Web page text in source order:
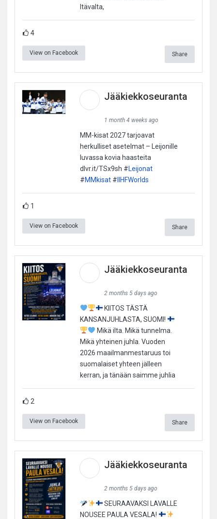
Itävalta,
4
View on Facebook Share
Jääkiekkoseuranta
1 month 4 weeks ago
MM-kisat 2027 tarjoavat
herkulliset asetelmat – Leijonille
luvassa kovia haasteita
dlvr.it/TSx9sh #Leijonat
#MMkisat#IIHFWorlds
1
View on Facebook Share
Jääkiekkoseuranta
2 months 5 days ago
KIITOS TÄSTÄ
KANSANJUHLASTA, SUOMI!
Mikä ilta. Mikä tunnelma.
Mikä yhteinen juhla. Vuoden
2026 maailmanmestaruus toi
suomalaiset yhteen jälleen
kerran, ja tänään saimme juhlia
2
View on Facebook Share
Jääkiekkoseuranta
2 months 5 days ago
SEURAAVAKSI LAVALLE
NOUSEE PAULA VESALA!